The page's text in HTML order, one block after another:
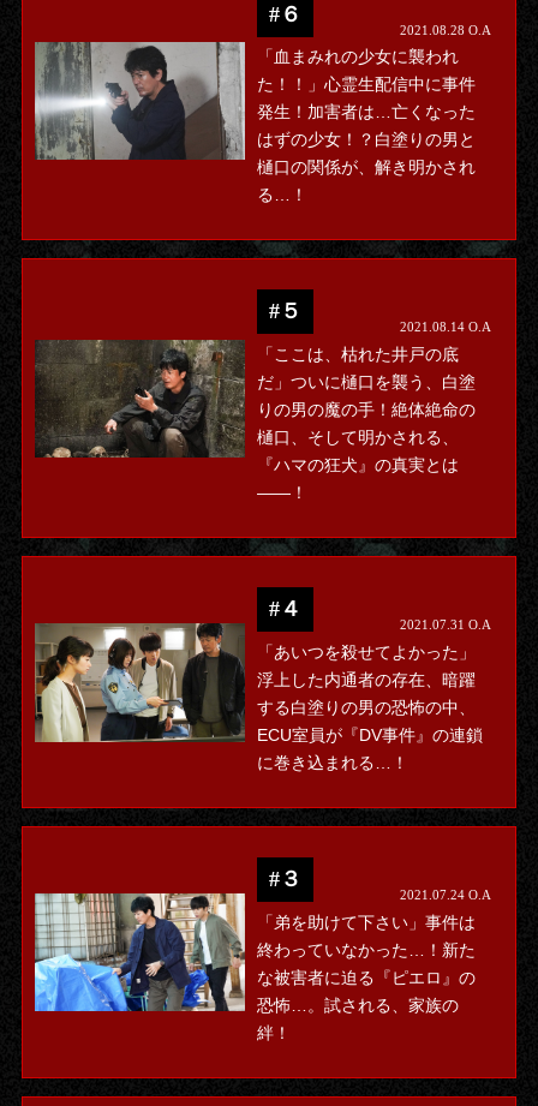
#６
2021.08.28 O.A
「血まみれの少女に襲われ
た！！」心霊生配信中に事件
発生！加害者は…亡くなった
はずの少女！？白塗りの男と
樋口の関係が、解き明かされ
る…！
#５
2021.08.14 O.A
「ここは、枯れた井戸の底
だ」ついに樋口を襲う、白塗
りの男の魔の手！絶体絶命の
樋口、そして明かされる、
『ハマの狂犬』の真実とは
――！
#４
2021.07.31 O.A
「あいつを殺せてよかった」
浮上した内通者の存在、暗躍
する白塗りの男の恐怖の中、
ECU室員が『DV事件』の連鎖
に巻き込まれる…！
#３
2021.07.24 O.A
「弟を助けて下さい」事件は
終わっていなかった…！新た
な被害者に迫る『ピエロ』の
恐怖…。試される、家族の
絆！